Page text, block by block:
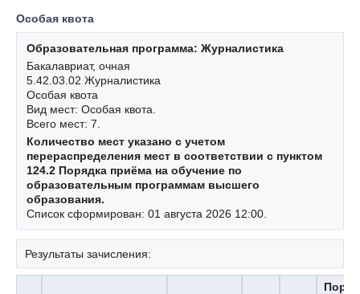
Особая квота
Образовательная программа: Журналистика
Бакалавриат, очная
5.42.03.02 Журналистика
Особая квота
Вид мест: Особая квота.
Всего мест: 7.
Количество мест указано с учетом
перераспределения мест в соответствии с пунктом
124.2 Порядка приёма на обучение по
образовательным программам высшего
образования.
Список сформирован: 01 августа 2026 12:00.
Результаты зачисления: